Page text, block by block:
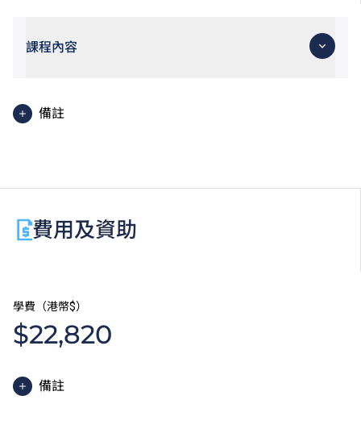
課程內容
備註
科第 2 級或以上成績的 VTC 高級文憑課程或香港公務
費用及資助
學費（港幣$）
$22,820
備註